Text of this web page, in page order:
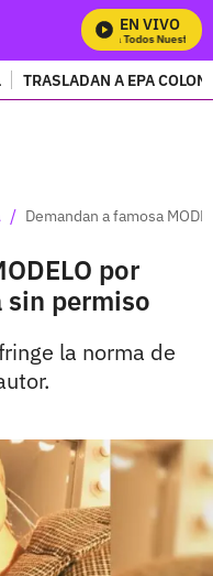
EN VIVO
Mira Todos Nuestros
TRASLADAN A EPA
/ Demandan a famosa
por
permiso
la norma de